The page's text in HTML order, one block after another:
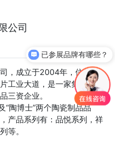
公司
，成立于2004年，位于广
工业大道，是一家集研发、
三资企业。
“陶博士”两个陶瓷制品品
产品系列有：品悦系列，祥
等。
已参展品牌有哪些？